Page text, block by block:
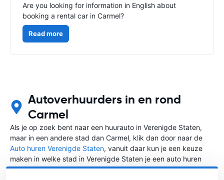
Are you looking for information in English about
booking a rental car in Carmel?
Read more
Autoverhuurders in en rond
Carmel
Als je op zoek bent naar een huurauto in Verenigde Staten,
maar in een andere stad dan Carmel, klik dan door naar de
Auto huren Verenigde Staten, vanuit daar kun je een keuze
maken in welke stad in Verenigde Staten je een auto huren
wilt.